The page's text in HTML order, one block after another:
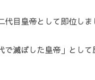
代目皇帝として即位しま
で滅ぼした皇帝」とし